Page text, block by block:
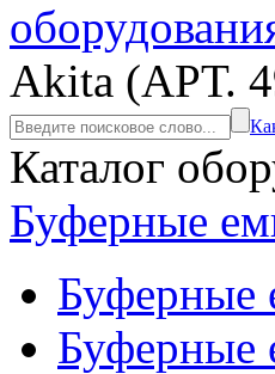
Akita (АРТ.
Каталог
Буферные
Буферные
Буферные